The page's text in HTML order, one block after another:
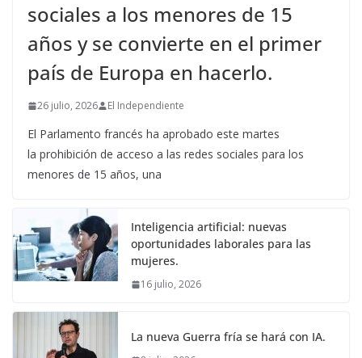
sociales a los menores de 15
años y se convierte en el primer
país de Europa en hacerlo.
26 julio, 2026 El Independiente
El Parlamento francés ha aprobado este martes
la prohibición de acceso a las redes sociales para los
menores de 15 años, una
Inteligencia artificial: nuevas
oportunidades laborales para las
mujeres.
16 julio, 2026
La nueva Guerra fría se hará con IA.